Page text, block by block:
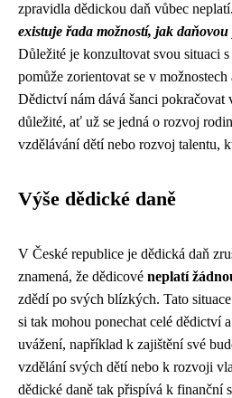
zpravidla dědickou daň vůbec neplatí.
existuje řada možností, jak
Důležité je konzultovat svou situaci
pomůže zorientovat se v
Dědictví nám dává šanci pokračovat
důležité, ať už se jedná o rozvoj
vzdělávání dětí nebo rozvoj talentu,
Výše dědické daně
V České republice je dědická daň
znamená, že dědicové neplatí
zdědí po svých blízkých. Tato
si tak mohou ponechat celé dědictví
uvážení, například k zajištění své
vzdělání svých dětí nebo k rozvoji
dědické daně tak přispívá k finanční